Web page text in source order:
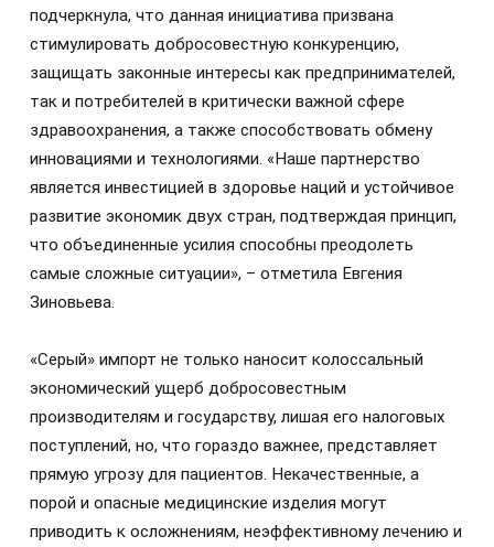
подчеркнула, что данная инициатива призвана
стимулировать добросовестную конкуренцию,
защищать законные интересы как предпринимателей,
так и потребителей в критически важной сфере
здравоохранения, а также способствовать обмену
инновациями и технологиями. «Наше партнерство
является инвестицией в здоровье наций и устойчивое
развитие экономик двух стран, подтверждая принцип,
что объединенные усилия способны преодолеть
самые сложные ситуации», – отметила Евгения
Зиновьева.
«Серый» импорт не только наносит колоссальный
экономический ущерб добросовестным
производителям и государству, лишая его налоговых
поступлений, но, что гораздо важнее, представляет
прямую угрозу для пациентов. Некачественные, а
порой и опасные медицинские изделия могут
приводить к осложнениям, неэффективному лечению и